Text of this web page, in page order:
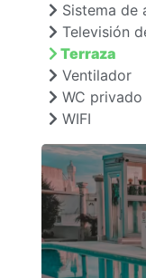
Sistema de
Televisión
Terraza
Ventilador
WC privado
WIFI